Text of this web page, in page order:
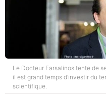
Le Docteur Farsalinos tente de
il est grand temps d’investir du
scientifique.